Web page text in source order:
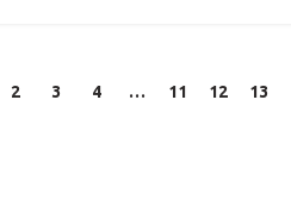
2 3 4 … 11 12 13